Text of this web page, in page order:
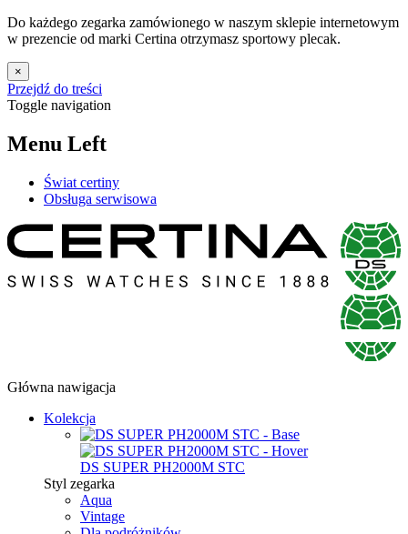
Do każdego zegarka zamówionego w naszym sklepie internetowym
w prezencie od marki Certina otrzymasz sportowy plecak.
×
Przejdź do treści
Toggle navigation
Menu Left
Świat certiny
Obsługa serwisowa
Główna nawigacja
Kolekcja
DS SUPER PH2000M STC
Styl zegarka
Aqua
Vintage